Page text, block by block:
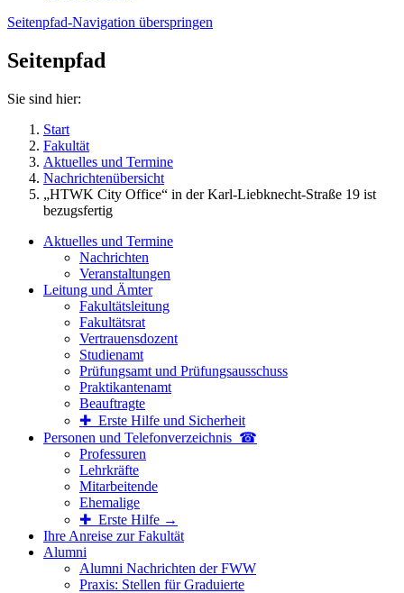
Seitenpfad-Navigation überspringen
Seitenpfad
Sie sind hier:
Start
Fakultät
Aktuelles und Termine
Nachrichtenübersicht
„HTWK City Office“ in der Karl-Liebknecht-Straße 19 ist
bezugsfertig
Aktuelles und Termine
Nachrichten
Veranstaltungen
Leitung und Ämter
Fakultätsleitung
Fakultätsrat
Vertrauensdozent
Studienamt
Prüfungsamt und Prüfungsausschuss
Praktikantenamt
Beauftragte
✚ Erste Hilfe und Sicherheit
Personen und Telefon­verzeichnis ☎
Professuren
Lehrkräfte
Mitarbeitende
Ehemalige
✚ Erste Hilfe →
Ihre Anreise zur Fakultät
Alumni
Alumni Nachrichten der FWW
Praxis: Stellen für Graduierte